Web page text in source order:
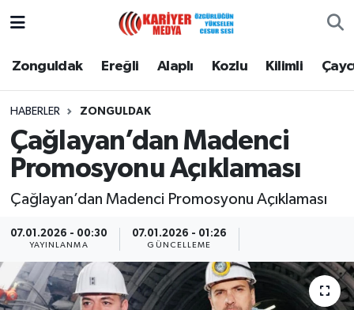
Zonguldak Ereğli Alaplı Kozlu Kilimli
HABERLER ZONGULDAK
Çağlayan’dan Madenci
Promosyonu Açıklaması
Çağlayan’dan Madenci Promosyonu Açıklaması
07.01.2026 - 00:30
YAYINLANMA
07.01.2026 - 01:26
GÜNCELLEME
Zonguldak
Alaplı
Kozlu
Çaycuma
Gökçebey
Zonguldak Nöbetçi Eczaneler
Zonguldak Namaz Vakitleri
Zonguldak Trafik Yoğunluk Haritası
Tüm Manşetler
Son Dakika Haberleri